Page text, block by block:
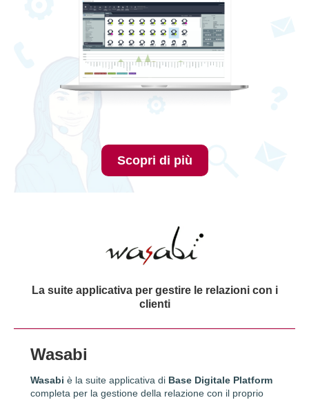
Scopri di più
La suite applicativa per gestire le relazioni con i
clienti
Wasabi
Wasabi è la suite applicativa di Base Digitale Platform
completa per la gestione della relazione con il proprio